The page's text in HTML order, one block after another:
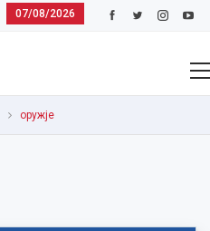
07/08/2026
оружје